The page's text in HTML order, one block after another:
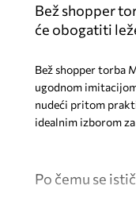
Bež shopper
će obogatiti
Bež shopper torba
ugodnom
nudeći pritom
idealnim izborom
Po čemu se